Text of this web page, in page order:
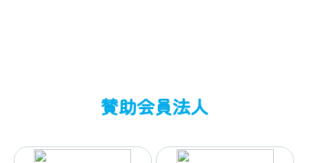
賛助会員法人